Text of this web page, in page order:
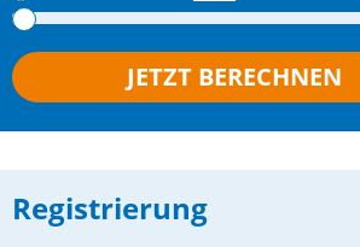
JETZT BERECHNEN
Registrierung